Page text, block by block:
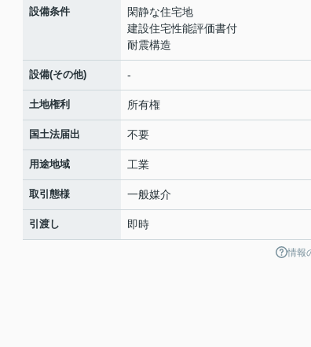
設備条件
閑静な住宅地
建設住宅性能評価書付
耐震構造
設備(その他) -
土地権利 所有権
国土法届出 不要
用途地域 工業
取引態様 一般媒介
引渡し 即時
情報